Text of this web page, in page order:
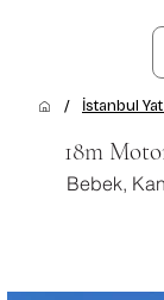
/ İstanbul
18m
Bebek,